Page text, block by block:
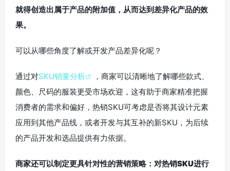
就得创造出属于产品的附加值，从而达到差异化产品的效
果。
可以从哪些角度了解或开发产品差异化呢？
通过对SKU销量分析
，商家可以清晰地了解哪些款式、
颜色、尺码的服装更受市场欢迎，这有助于商家精准把握
消费者的需求和偏好，热销SKU可考虑是否将其设计元素
应用到其他产品线，或者开发与其互补的新SKU，为后续
的产品开发和选品提供有力依据。
商家还可以制定更具针对性的营销策略：对热销SKU进行